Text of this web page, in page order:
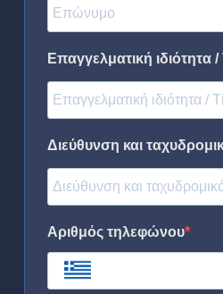
Επαγγελματική ιδιότητα
Διεύθυνση και
Αριθμός τηλεφώνου